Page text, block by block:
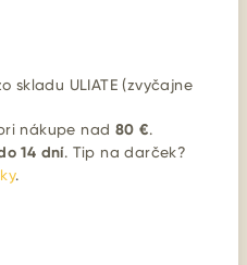
skladu ULIATE (zvyčajne
nákupe nad 80 €.
14 dní. Tip na darček?
.